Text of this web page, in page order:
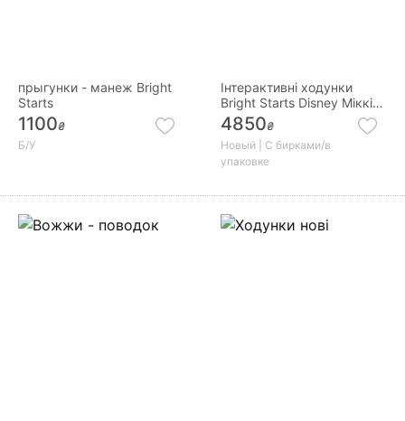
прыгунки - манеж Bright
Starts
1100₴
Б/У
Інтерактивні ходунки
Bright Starts Disney Міккі
Маус та Міні Маус
4850₴
Новый | С бирками/в
упаковке